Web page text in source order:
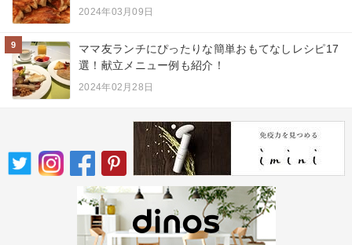
2024年03月09日
9
ママ友ランチにぴったりな簡単おもてなしレシピ17
選！献立メニュー例も紹介！
2024年02月28日